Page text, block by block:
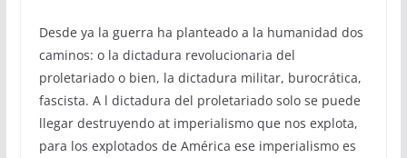
Desde ya la guerra ha planteado a la humanidad dos
caminos: o la dictadura revolucionaria del
proletariado o bien, la dictadura militar, burocrática,
fascista. A l dictadura del proletariado solo se puede
llegar destruyendo at imperialismo que nos explota,
para los explotados de América ese imperialismo es